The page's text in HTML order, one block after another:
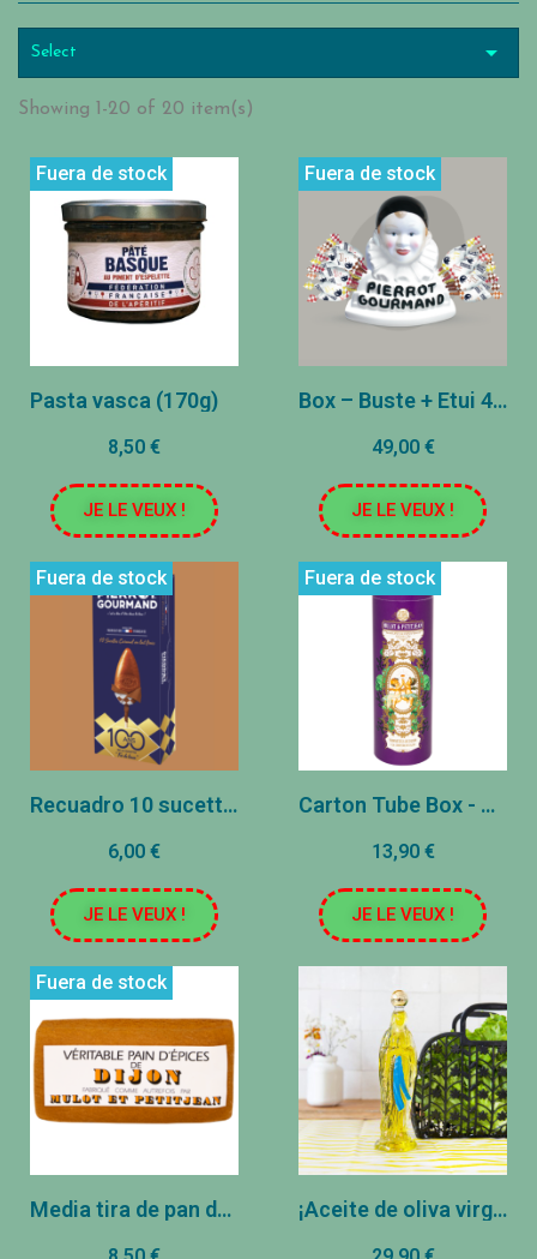
Select 
Showing 1-20 of 20 item(s)
Fuera de stock
Pasta vasca (170g)
8,50 €
JE LE VEUX !
Fuera de stock
Box – Buste + Etui 40 Recetas
49,00 €
JE LE VEUX !
Fuera de stock
Recuadro 10 sucettes - caramelo de leche fresca
6,00 €
JE LE VEUX !
Fuera de stock
Carton Tube Box - Cassis Nonnettes
13,90 €
JE LE VEUX !
Fuera de stock
Media tira de pan de jengibre en rodajas 200g ¡Aceite de oliva virgen extra!